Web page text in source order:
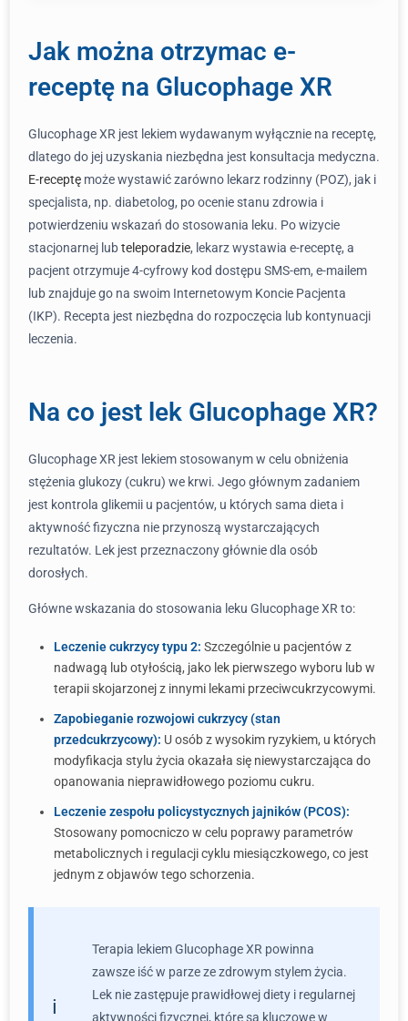
Jak można otrzymac e-
receptę na Glucophage XR
Glucophage XR jest lekiem wydawanym wyłącznie na receptę,
dlatego do jej uzyskania niezbędna jest konsultacja medyczna.
E-receptę może wystawić zarówno lekarz rodzinny (POZ), jak i
specjalista, np. diabetolog, po ocenie stanu zdrowia i
potwierdzeniu wskazań do stosowania leku. Po wizycie
stacjonarnej lubteleporadzie, lekarz wystawia e-receptę, a
pacjent otrzymuje 4-cyfrowy kod dostępu SMS-em, e-mailem
lub znajduje go na swoim Internetowym Koncie Pacjenta
(IKP). Recepta jest niezbędna do rozpoczęcia lub kontynuacji
leczenia.
Na co jest lek Glucophage XR?
Glucophage XR jest lekiem stosowanym w celu obniżenia
stężenia glukozy (cukru) we krwi. Jego głównym zadaniem
jest kontrola glikemii u pacjentów, u których sama dieta i
aktywność fizyczna nie przynoszą wystarczających
rezultatów. Lek jest przeznaczony głównie dla osób
dorosłych.
Główne wskazania do stosowania leku Glucophage XR to:
Leczenie cukrzycy typu 2: Szczególnie u pacjentów z
nadwagą lub otyłością, jako lek pierwszego wyboru lub w
terapii skojarzonej z innymi lekami przeciwcukrzycowymi.
Zapobieganie rozwojowi cukrzycy (stan
przedcukrzycowy): U osób z wysokim ryzykiem, u których
modyfikacja stylu życia okazała się niewystarczająca do
opanowania nieprawidłowego poziomu cukru.
Leczenie zespołu policystycznych jajników (PCOS):
Stosowany pomocniczo w celu poprawy parametrów
metabolicznych i regulacji cyklu miesiączkowego, co jest
jednym z objawów tego schorzenia.
Terapia lekiem Glucophage XR powinna
zawsze iść w parze ze zdrowym stylem życia.
Lek nie zastępuje prawidłowej diety i regularnej
aktywności fizycznej, które są kluczowe w